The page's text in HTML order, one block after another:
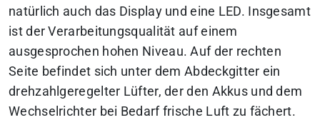
natürlich auch das Display und eine LED. Insgesamt
ist der Verarbeitungsqualität auf einem
ausgesprochen hohen Niveau. Auf der rechten
Seite befindet sich unter dem Abdeckgitter ein
drehzahlgeregelter Lüfter, der den Akkus und dem
Wechselrichter bei Bedarf frische Luft zu fächert.